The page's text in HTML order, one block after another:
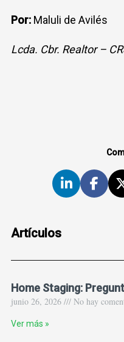
Por: Maluli de Avilés
Lcda. Cbr. Realtor –
Artículos
Home Staging:
junio 26, 2026 /// No hay
Ver más »